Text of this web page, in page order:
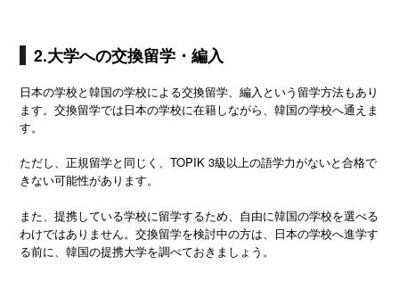
2.大学への交換留学・編入
日本の学校と韓国の学校による交換留学、編入という留学方法もあり
ます。交換留学では日本の学校に在籍しながら、韓国の学校へ通えま
す。
ただし、正規留学と同じく、TOPIK 3級以上の語学力がないと合格で
きない可能性があります。
また、提携している学校に留学するため、自由に韓国の学校を選べる
わけではありません。交換留学を検討中の方は、日本の学校へ進学す
る前に、韓国の提携大学を調べておきましょう。